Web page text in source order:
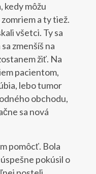
kedy môžu
a ty tiež.
všetci. Ty sa
zmenšíš na
žiť. Na
pacientom,
lebo tumor
obchodu,
sa nová
pomôcť. Bola
pokúsil o